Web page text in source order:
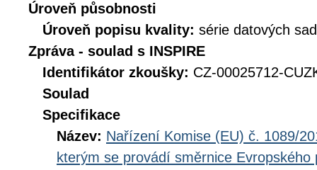
Úroveň působnosti
Úroveň popisu kvality: série datových sad
Zpráva - soulad s INSPIRE
Identifikátor zkoušky: CZ-00025712-
Soulad
Specifikace
Název: Nařízení Komise (EU) č. 1089/
kterým se provádí směrnice